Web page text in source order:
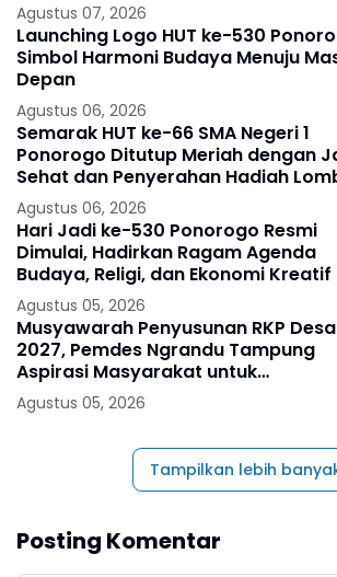
Agustus 07, 2026
Launching Logo HUT ke-530
Simbol Harmoni Budaya Menuju
Depan
Agustus 06, 2026
Semarak HUT ke-66 SMA Negeri 1
Ponorogo Ditutup Meriah dengan
Sehat dan Penyerahan Hadiah
Ponorogo – Puncak peringatan Hari
Ulang
Agustus 06, 2026
Hari Jadi ke-530 Ponorogo Resmi
Dimulai, Hadirkan Ragam Agenda
Budaya, Religi, dan Ekonomi Kreatif
Agustus 05, 2026
Musyawarah Penyusunan RKP Desa
2027, Pemdes Ngrandu Tampung
Aspirasi Masyarakat untuk
Pembangunan Berkelanjutan
Agustus 05, 2026
Tampilkan lebih
Posting Komentar